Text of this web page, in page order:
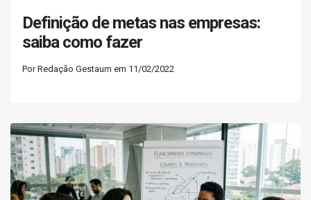
Definição de metas nas empresas:
saiba como fazer
Por Redação Gestaum em 11/02/2022